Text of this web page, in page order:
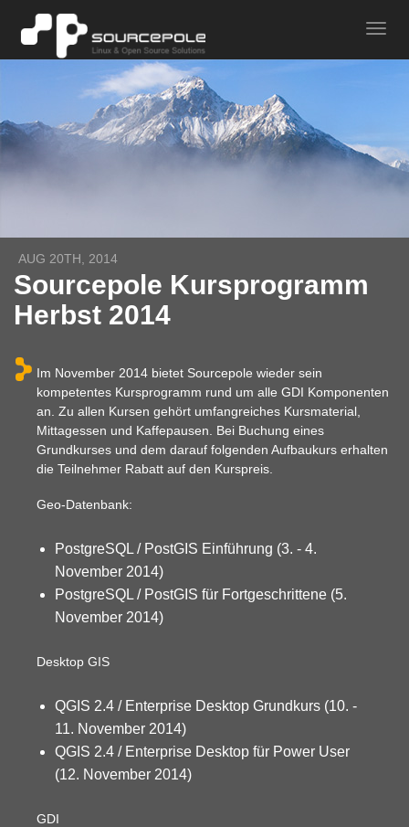
AUG 20TH, 2014
Sourcepole Kursprogramm
Herbst 2014
Im November 2014 bietet Sourcepole wieder sein
kompetentes Kursprogramm rund um alle GDI Komponenten
an. Zu allen Kursen gehört umfangreiches Kursmaterial,
Mittagessen und Kaffepausen. Bei Buchung eines
Grundkurses und dem darauf folgenden Aufbaukurs erhalten
die Teilnehmer Rabatt auf den Kurspreis.
Geo-Datenbank:
PostgreSQL / PostGIS Einführung (3. - 4.
November 2014)
PostgreSQL / PostGIS für Fortgeschrittene (5.
November 2014)
Desktop GIS
QGIS 2.4 / Enterprise Desktop Grundkurs (10. -
11. November 2014)
QGIS 2.4 / Enterprise Desktop für Power User
(12. November 2014)
GDI